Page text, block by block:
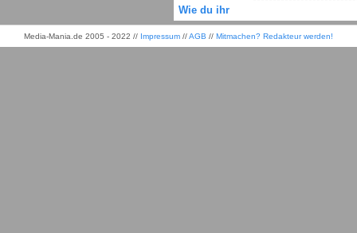
Wie du ihr
Media-Mania.de 2005 - 2022 // Impressum //AGB // Mitmachen? Redakteur werden!